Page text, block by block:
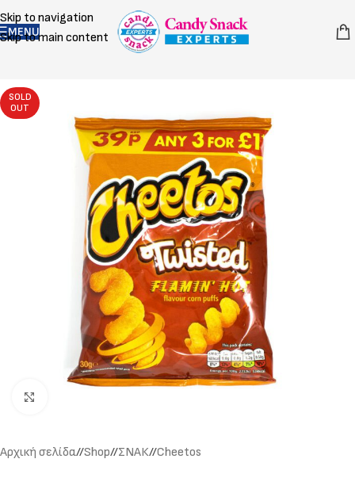
Skip to navigation
Skip to main content
MENU
SOLD
OUT
Αρχική σελίδα/ Shop/ ΣΝΑΚ/ Cheetos